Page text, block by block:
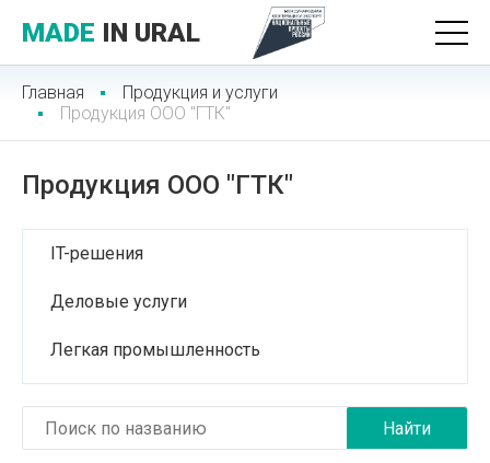
MADE IN URAL
Главная
Продукция и услуги
Продукция ООО "ГТК"
Продукция ООО "ГТК"
IT-решения
Деловые услуги
Легкая промышленность
Медицинские услуги